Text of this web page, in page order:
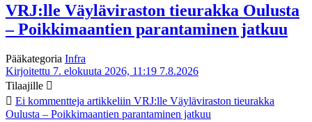
VRJ:lle Väyläviraston tieurakka Oulusta
– Poikkimaantien parantaminen jatkuu
Pääkategoria Infra
Kirjoitettu 7. elokuuta 2026, 11:19 7.8.2026
Tilaajille
Ei kommentteja artikkeliin VRJ:lle Väyläviraston tieurakka
Oulusta – Poikkimaantien parantaminen jatkuu